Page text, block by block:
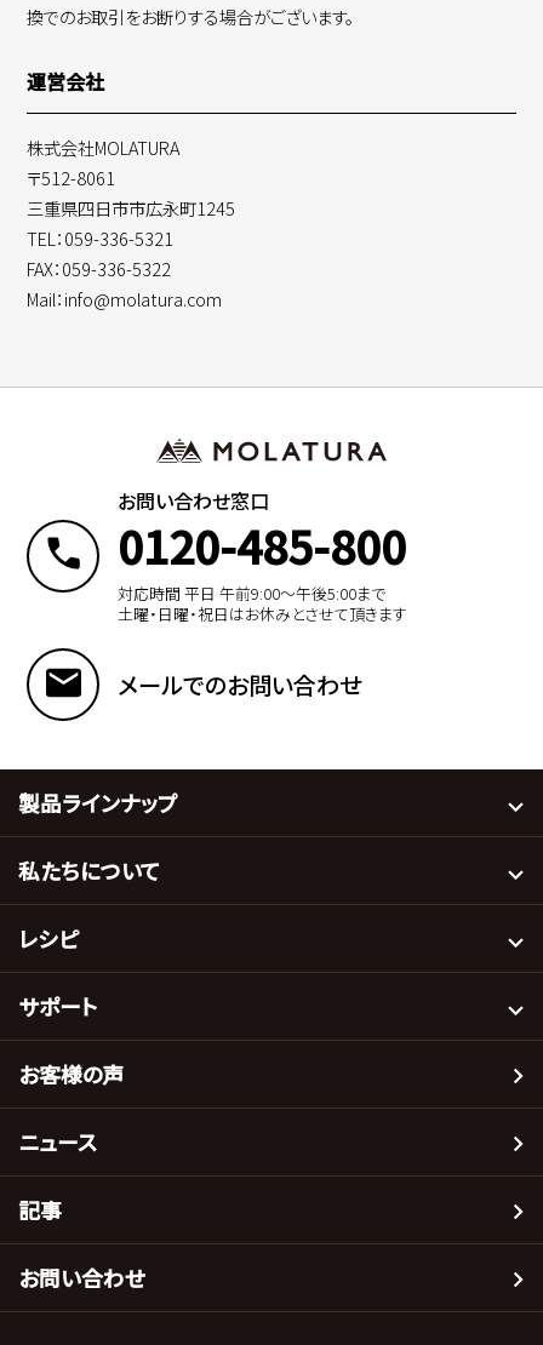
換でのお取引をお断りする場合がございます。
運営会社
株式会社MOLATURA
〒512-8061
三重県四日市市広永町1245
TEL：059-336-5321
FAX：059-336-5322
Mail：info@molatura.com
お問い合わせ窓口
0120-485-800
対応時間 平日 午前9:00〜午後5:00まで
土曜・日曜・祝日はお休みとさせて頂きます
メールでのお問い合わせ
製品ラインナップ
私たちについて
レシピ
サポート
お客様の声
ニュース
記事
お問い合わせ